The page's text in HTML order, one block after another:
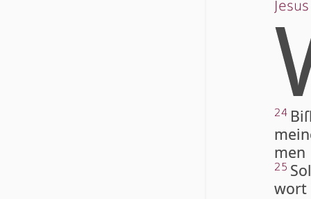
24
25
wort